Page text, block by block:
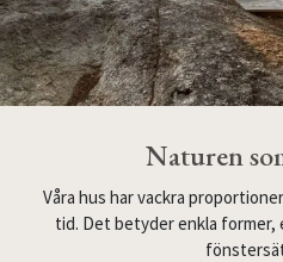
Naturen
Våra hus har vackra
tid. Det betyder enkla former,